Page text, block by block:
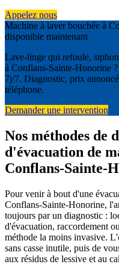
Appelez nous
Machine à laver bouchée à
disponible maintenant
Lave-linge qui refoule,
à Conflans-Sainte-Honorine
7j/7. Diagnostic, prix
téléphone.
Demander une intervention
Nos méthodes de
d'évacuation de
Conflans-Sainte-
Pour venir à bout d'une
Conflans-Sainte-Honorine,
toujours par un diagnostic :
d'évacuation, raccordement
méthode la moins invasive.
sans casse inutile, puis de
aux résidus de lessive et au